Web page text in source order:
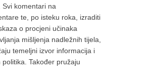
komentari na
te, po isteku roka, izraditi
o procjeni učinaka
mišljenja nadležnih tijela,
temeljni izvor informacija i
Također pružaju